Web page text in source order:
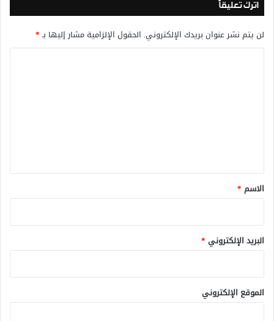
اترك تعليقاً
لن يتم نشر عنوان بريدك الإلكتروني. الحقول الإلزامية مشار إليها بـ*
*
الاسم *
البريد الإلكتروني *
الموقع الإلكتروني